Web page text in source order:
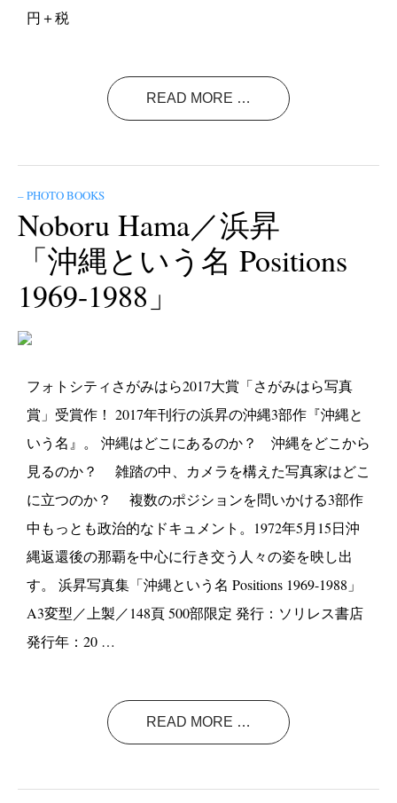
円＋税
READ MORE …
– PHOTO BOOKS
Noboru Hama／浜昇
「沖縄という名 Positions
1969-1988」
フォトシティさがみはら2017大賞「さがみはら写真
賞」受賞作！ 2017年刊行の浜昇の沖縄3部作『沖縄と
いう名』。 沖縄はどこにあるのか？ 沖縄をどこから
見るのか？ 雑踏の中、カメラを構えた写真家はどこ
に立つのか？ 複数のポジションを問いかける3部作
中もっとも政治的なドキュメント。1972年5月15日沖
縄返還後の那覇を中心に行き交う人々の姿を映し出
す。 浜昇写真集「沖縄という名 Positions 1969-1988」
A3変型／上製／148頁 500部限定 発行：ソリレス書店
発行年：20 …
READ MORE …